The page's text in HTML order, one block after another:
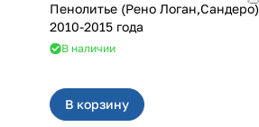
Пенолитье (Рено Логан,Сандеро)
2010-2015 года
В наличии
В корзину